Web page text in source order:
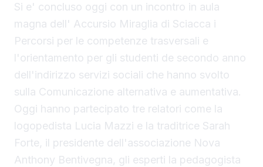
Si e' concluso oggi con un incontro in aula
magna dell' Accursio Miraglia di Sciacca i
Percorsi per le competenze trasversali e
l'orientamento per gli studenti de secondo anno
dell'indirizzo servizi sociali che hanno svolto
sulla Comunicazione alternativa e aumentativa.
Oggi hanno partecipato tre relatori come la
logopedista Lucia Mazzi e la traditrice Sarah
Forte, il presidente dell'associazione Nova
Anthony Bentivegna, gli esperti la pedagogista